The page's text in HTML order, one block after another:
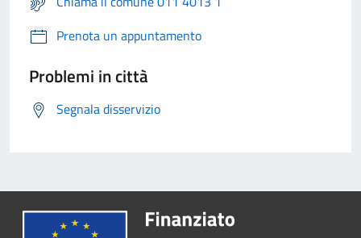
Prenota un appuntamento
Problemi in città
Segnala disservizio